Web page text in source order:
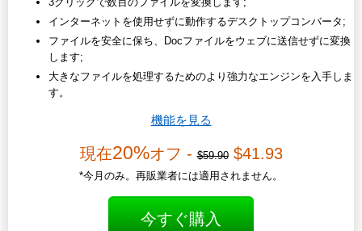
インターネットを使用せずに動作するデスクトップコンバータ;
ファイルを安全に保ち、Docファイルをウェブに送信せずに変換
します;
大きなファイルを処理するためのより強力なエンジンを入手しま
す。
機能を見る
現在20%オフ -$59.90$41.93
*今月のみ。再販業者には適用されません。
今すぐ購入